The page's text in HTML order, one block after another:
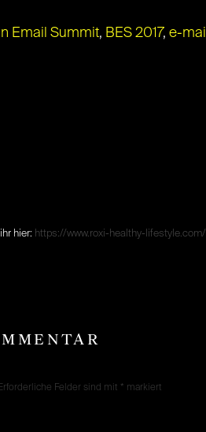
Email Summit, BES 2017, e-mail
hier: https://www.roxi-healthy-lifestyle.com/
Erforderliche Felder sind mit * markiert